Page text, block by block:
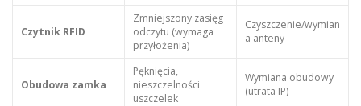
Czytnik RFID
Zmniejszony zasięg
odczytu (wymaga
przyłożenia)
Czyszczenie/wymian
a anteny
Obudowa zamka
Pęknięcia,
nieszczelności
uszczelek
Wymiana obudowy
(utrata IP)